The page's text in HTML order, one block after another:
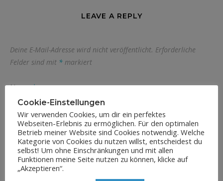
LEAVE A REPLY
Deine E-Mail-Adresse wird nicht veröffentlicht. Erforderliche
Felder sind mit * markiert
Name*
E-Mail-Adresse*
Cookie-Einstellungen
Wir verwenden Cookies, um dir ein perfektes
Webseiten-Erlebnis zu ermöglichen. Für den optimalen
Betrieb meiner Website sind Cookies notwendig. Welche
Kategorie von Cookies du nutzen willst, entscheidest du
selbst! Um ohne Einschränkungen und mit allen
Funktionen meine Seite nutzen zu können, klicke auf
„Akzeptieren“.